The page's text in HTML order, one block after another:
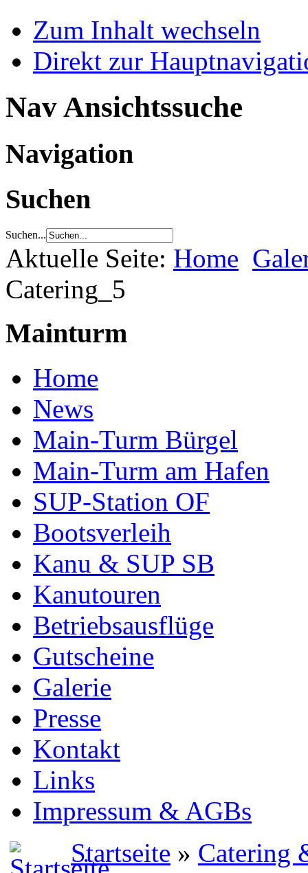
Zum Inhalt wechseln
Direkt zur
Nav Ansichtssuche
Navigation
Suchen
Suchen...
Aktuelle Seite: Home
Catering_5
Mainturm
Home
News
Main-Turm Bürgel
Main-Turm am Hafen
SUP-Station OF
Bootsverleih
Kanu & SUP SB
Kanutouren
Betriebsausflüge
Gutscheine
Galerie
Presse
Kontakt
Links
Impressum & AGBs
Startseite » Catering